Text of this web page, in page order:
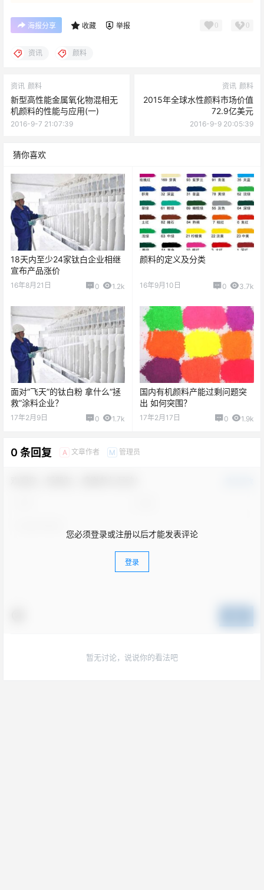
海报分享 收藏 举报 0 0
资讯 颜料
资讯 颜料
新型高性能金属氧化物混相无
机颜料的性能与应用(一)
2016-9-7 21:07:39
资讯 颜料
2015年全球水性颜料市场价值
72.9亿美元
2016-9-9 20:05:39
猜你喜欢
18天内至少24家钛白企业相继
宣布产品涨价
16年8月21日 0 1.2k
颜料的定义及分类
16年9月10日 0 3.7k
面对“飞天”的钛白粉 拿什么“拯
救”涂料企业？
17年2月9日 0 1.7k
国内有机颜料产能过剩问题突
出 如何突围？
17年2月17日 0 1.9k
0 条回复 A 文章作者 M 管理员
您必须登录或注册以后才能发表评论
登录
暂无讨论，说说你的看法吧